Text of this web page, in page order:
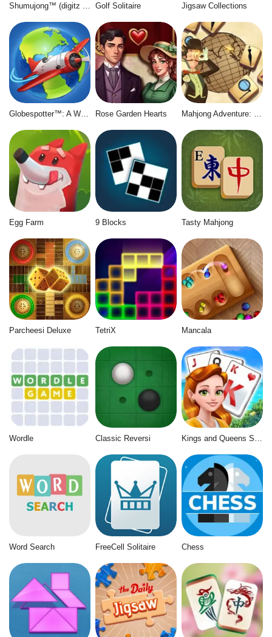
Golf Solitaire Jigsaw Collections
Globespotter™: A World of Difference™ Rose Garden Hearts Mahjong Adventure: World Quest
Egg Farm 9 Blocks Tasty Mahjong
Parcheesi Deluxe TetriX Mancala
Wordle Classic Reversi Kings and Queens Solitaire Tripeaks
Word Search FreeCell Solitaire Chess